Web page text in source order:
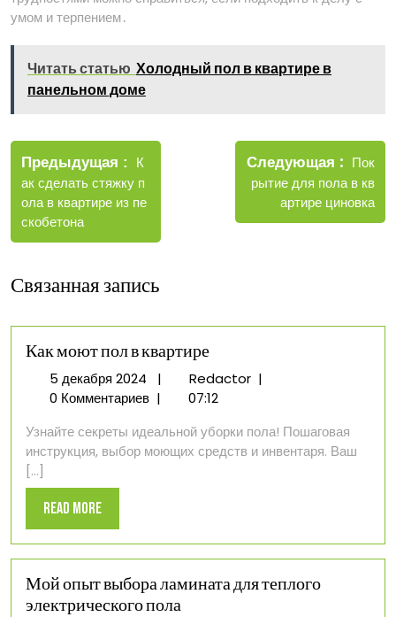
умом и терпением․
Читать статью Холодный пол в квартире в
панельном доме
Навигация
по
записям
Предыдущая
Старые
записи
К
ак сделать стяжку п
ола в квартире из пе
скобетона
Следующая
Новые
записи
Пок
рытие для пола в кв
артире циновка
Связанная запись
Как моют пол в квартире
5 декабря 20245
декабря
| RedactorКак
в
квартире
|
0 Комментариев |
07:12
Узнайте секреты идеальной уборки пола! Пошаговая
инструкция, выбор моющих средств и инвентаря. Ваш
[...]
Read MoreRead
More
Мой опыт выбора ламината для теплого
электрического пола